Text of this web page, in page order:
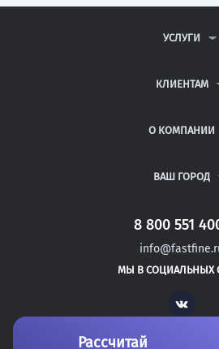
УСЛУГИ
ДИПЛОМНЫЕ
РЕФЕРАТЫ
КЛИЕНТАМ
ВОПРОСЫ И
ПОЛИТИКА
О КОМПАНИИ
КОНТАКТЫ
ВАШ ГОРОД
САНКТ-
УРЮПИНСК
САФОНОВО
8 800 551
МЫ В СОЦИАЛЬНЫХ
Vk
Рассчитай